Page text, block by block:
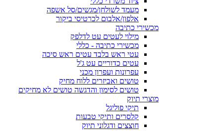
מעמד לשולחן/מגשים/סל אשפה
אלפון/אלבום לכרטיסי ביקור
מכשירי כתיבה
מילוי לעטים עט לדלפק
מכשירי כתיבה - כללי
עטי ראש בלבד עטים ראש סיכה
עטים כדוריים עט ג'ל
עפרונות ועפרון מכני
טושים ואביזרים ללוח מחיק
טושים לסימון והדגשה טושים לא מחיקים
מוצרי תיוק
תיקי פוליגל
קלסרים ותיקי טבעות
חוצצים ודגלוני תיוק